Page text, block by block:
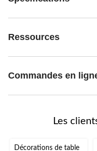
Ressources
Commandes en
Les
Décorations de table